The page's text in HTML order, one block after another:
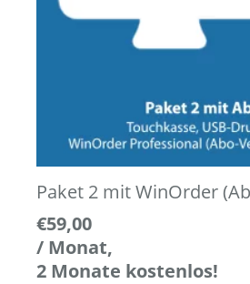
Paket 2 mit WinOrder
€59,00
/ Monat,
2 Monate kostenlos!